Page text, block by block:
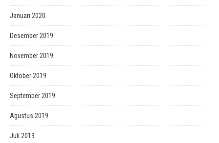
Januari 2020
Desember 2019
November 2019
Oktober 2019
September 2019
Agustus 2019
Juli 2019